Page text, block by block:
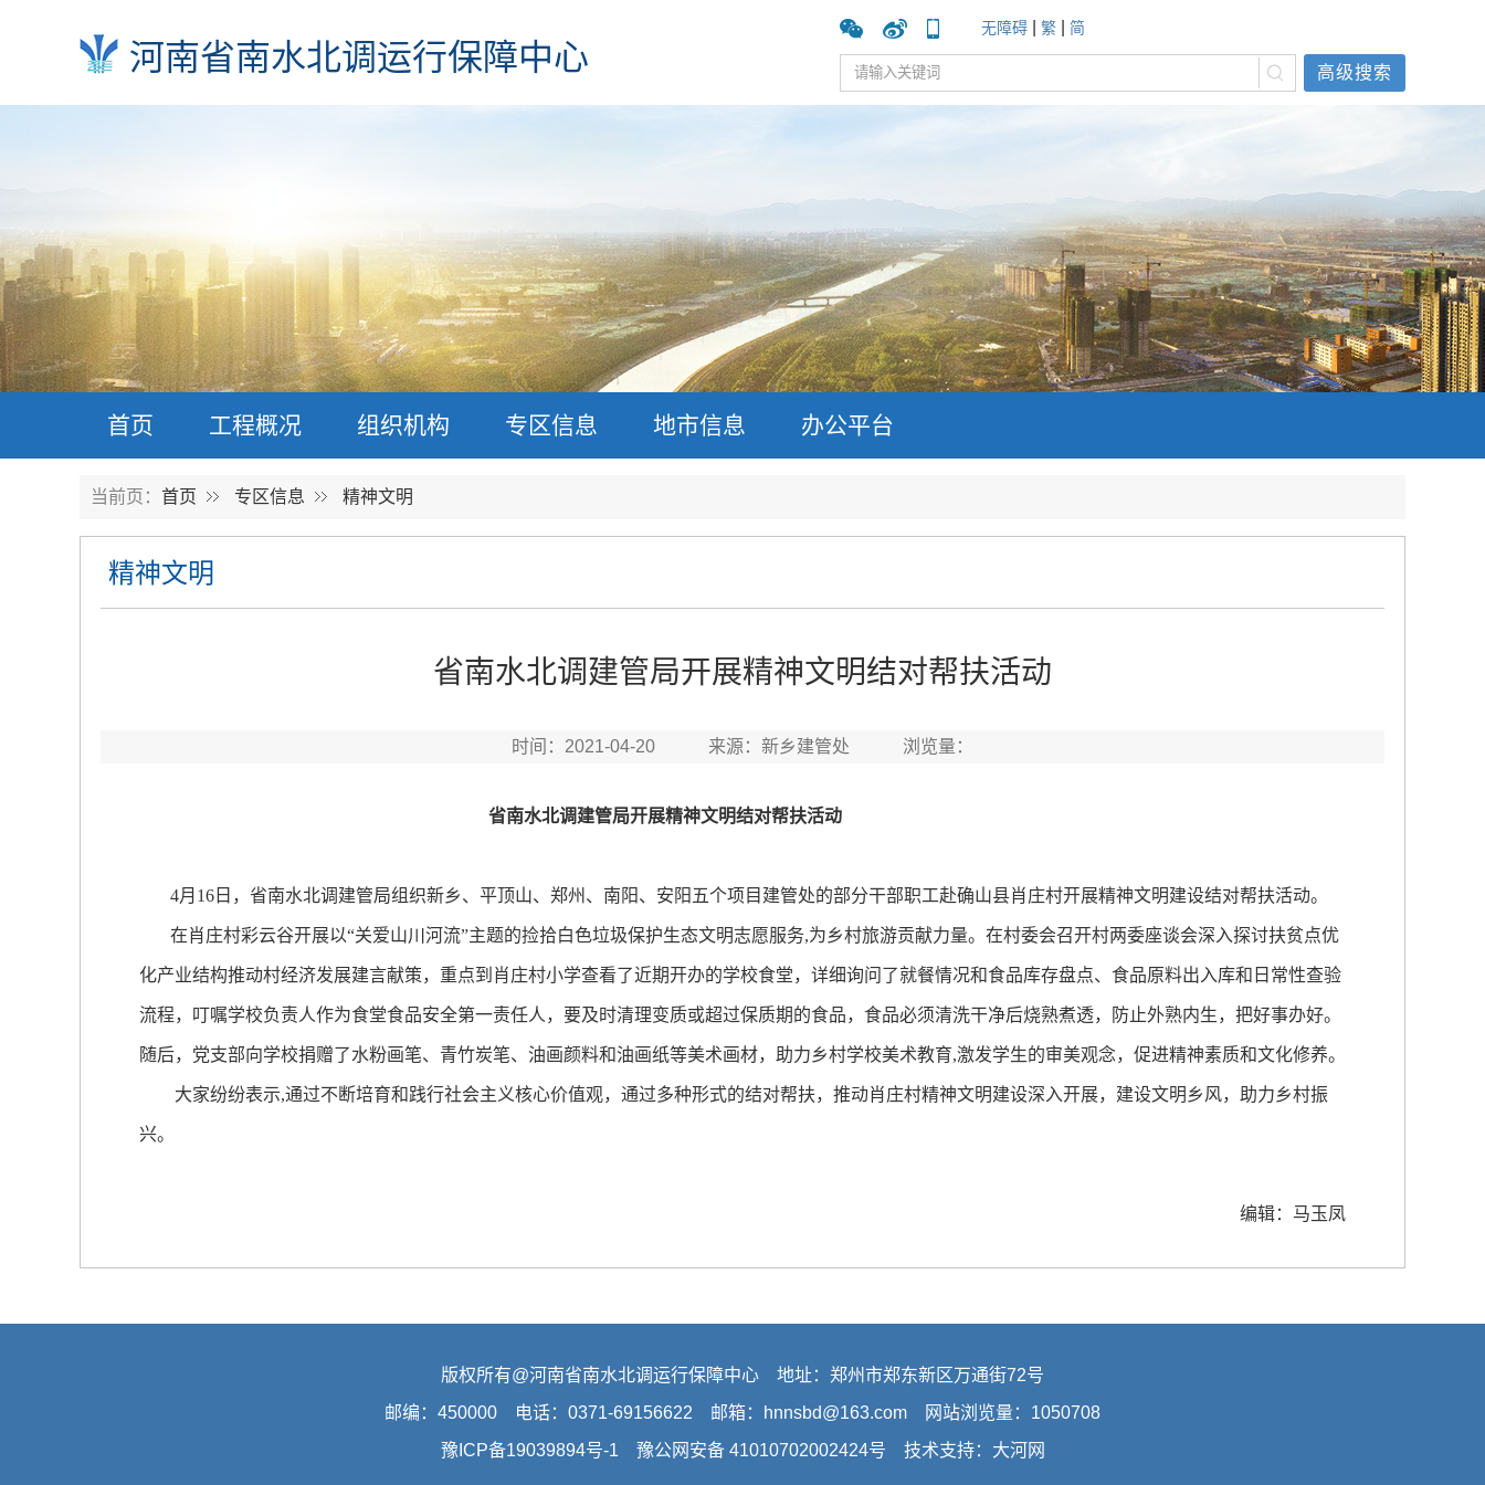
河南省南水北调运行保障中心
无障碍 繁 简
高级搜索
首页 工程概况 组织机构 专区信息 地市信息 办公平台
当前页： 首页 专区信息 精神文明
精神文明
省南水北调建管局开展精神文明结对帮扶活动
时间：2021-04-20 来源：新乡建管处 浏览量：
省南水北调建管局开展精神文明结对帮扶活动
4月16日，省南水北调建管局组织新乡、平顶山、郑州、南阳、安阳五个项目建管处的部分干部职工赴确山县肖庄村开展精神文明建设结对帮扶活动。
在肖庄村彩云谷开展以“关爱山川河流”主题的捡拾白色垃圾保护生态文明志愿服务,为乡村旅游贡献力量。在村委会召开村两委座谈会深入探讨扶贫点优
化产业结构推动村经济发展建言献策，重点到肖庄村小学查看了近期开办的学校食堂，详细询问了就餐情况和食品库存盘点、食品原料出入库和日常性查验
流程，叮嘱学校负责人作为食堂食品安全第一责任人，要及时清理变质或超过保质期的食品，食品必须清洗干净后烧熟煮透，防止外熟内生，把好事办好。
随后，党支部向学校捐赠了水粉画笔、青竹炭笔、油画颜料和油画纸等美术画材，助力乡村学校美术教育,激发学生的审美观念，促进精神素质和文化修养。
大家纷纷表示,通过不断培育和践行社会主义核心价值观，通过多种形式的结对帮扶，推动肖庄村精神文明建设深入开展，建设文明乡风，助力乡村振
兴。
编辑：马玉凤
版权所有@河南省南水北调运行保障中心 地址：郑州市郑东新区万通街72号
邮编：450000 电话：0371-69156622 邮箱：hnnsbd@163.com 网站浏览量： 1050708
豫ICP备19039894号-1 豫公网安备 41010702002424号 技术支持： 大河网